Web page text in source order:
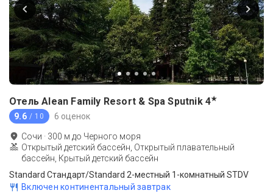
Отель Alean Family Resort & Spa Sputnik 4★
9.6 / 10 6 оценок
Сочи · 300 м до Черного моря
Открытый детский бассейн, Открытый плавательный
бассейн, Крытый детский бассейн
Standard Стандарт/Standard 2-местный 1-комнатный STDV
Включен континентальный завтрак